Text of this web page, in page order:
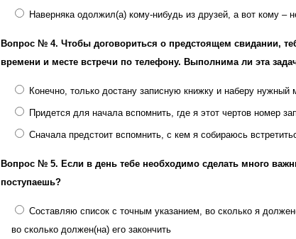
Наверняка одолжил(а) кому-нибудь из друзей, а вот кому –
Вопрос № 4. Чтобы договориться о предстоящем свидании,
времени и месте встречи по телефону. Выполнима ли эта
Конечно, только достану записную книжку и наберу нужный
Придется для начала вспомнить, где я этот чертов номер
Сначала предстоит вспомнить, с кем я собираюсь
Вопрос № 5. Если в день тебе необходимо сделать много
поступаешь?
Составляю список с точным указанием, во сколько я
во сколько должен(на) его закончить